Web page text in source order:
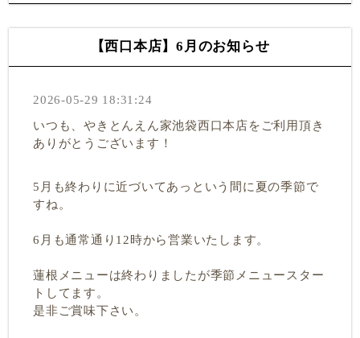
【西口本店】6月のお知らせ
2026-05-29 18:31:24
いつも、やきとんえん家池袋西口本店をご利用頂き
ありがとうございます！
5月も終わりに近づいてあっという間に夏の季節で
すね。
6月も通常通り12時から営業いたします。
蓮根メニューは終わりましたが季節メニュースター
トしてます。
是非ご賞味下さい。